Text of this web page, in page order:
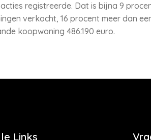
registreerde. Dat is bijna 9
verkocht, 16 procent meer dan
koopwoning 486.190 euro.
Links